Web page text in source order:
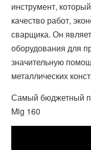
инструмент,
качество работ,
сварщика. Он
оборудования для
значительную
металлических
Самый бюджетный
Mig 160